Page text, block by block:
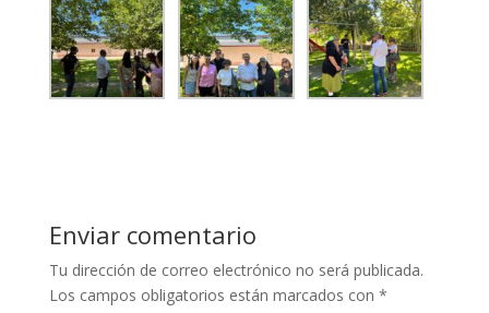
Enviar comentario
Tu dirección de correo electrónico no será publicada.
Los campos obligatorios están marcados con *